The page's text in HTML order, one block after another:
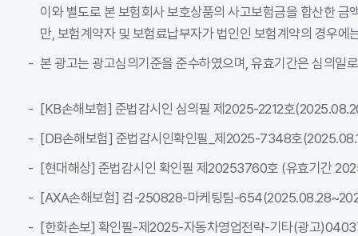
이와 별도로 본 보험회사 보호상품의 사고보험금을 합산한 금
만, 보험계약자 및 보험료납부자가 법인인 보험계약의 경우에
본 광고는 광고심의기준을 준수하였으며, 유효기간은 심의일
[KB손해보험] 준법감시인 심의필 제2025-2212호
[DB손해보험] 준법감시인확인필_제2025-7348호
[현대해상] 준법감시인 확인필 제20253760호 (유효기간
[AXA손해보험] 검-250828-마케팅팀-
[한화손보] 확인필-제2025-자동차영업전략-기타(광고